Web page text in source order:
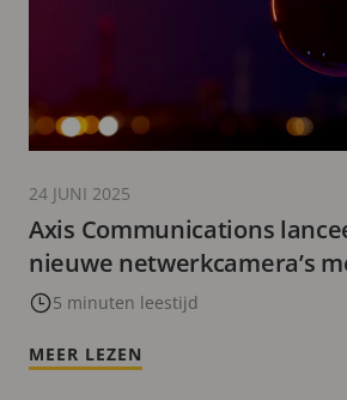
Axis Communications
nieuwe netwerkcamera’s
chiptechnologie
5 minuten leestijd
24 JUNI 2025
MEER LEZEN